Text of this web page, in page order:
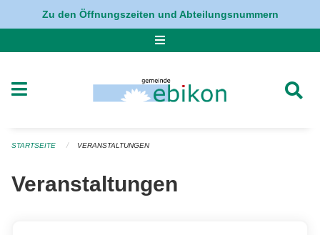
Navigation überspringen
Zu den Öffnungszeiten und Abteilungsnummern
STARTSEITE VERANSTALTUNGEN
Veranstaltungen